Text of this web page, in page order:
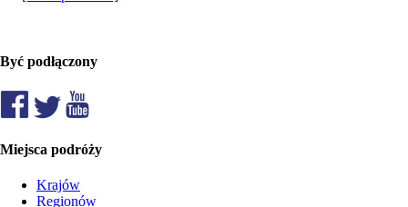
Być podłączony
Miejsca podróży
Krajów
Regionów